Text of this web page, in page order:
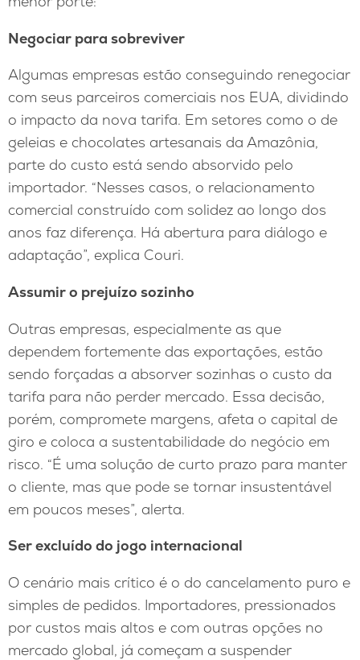
Negociar para sobreviver
Algumas empresas estão conseguindo renegociar
com seus parceiros comerciais nos EUA, dividindo
o impacto da nova tarifa. Em setores como o de
geleias e chocolates artesanais da Amazônia,
parte do custo está sendo absorvido pelo
importador. “Nesses casos, o relacionamento
comercial construído com solidez ao longo dos
anos faz diferença. Há abertura para diálogo e
adaptação”, explica Couri.
Assumir o prejuízo sozinho
Outras empresas, especialmente as que
dependem fortemente das exportações, estão
sendo forçadas a absorver sozinhas o custo da
tarifa para não perder mercado. Essa decisão,
porém, compromete margens, afeta o capital de
giro e coloca a sustentabilidade do negócio em
risco. “É uma solução de curto prazo para manter
o cliente, mas que pode se tornar insustentável
em poucos meses”, alerta.
Ser excluído do jogo internacional
O cenário mais crítico é o do cancelamento puro e
simples de pedidos. Importadores, pressionados
por custos mais altos e com outras opções no
mercado global, já começam a suspender